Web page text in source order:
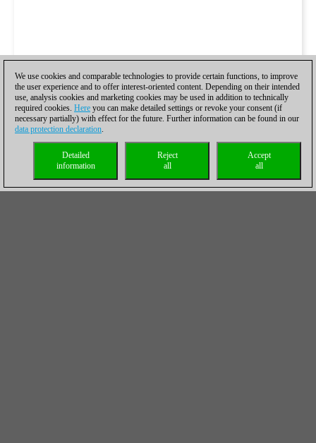
Grupo B
We use cookies and comparable technologies to provide certain functions, to improve
the user experience and to offer interest-oriented content. Depending on their intended
use, analysis cookies and marketing cookies may be used in addition to technically
required cookies. Here you can make detailed settings or revoke your consent (if
necessary partially) with effect for the future. Further information can be found in our
data protection declaration.
Accept
all
Reject
all
Detailed
information